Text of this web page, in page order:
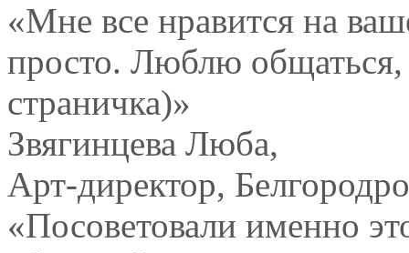
«Мне все нравится на
просто. Люблю общаться,
страничка)»
Звягинцева Люба,
Арт-директор,
«Посоветовали именно